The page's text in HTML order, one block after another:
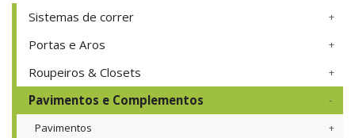
Sistemas de correr
Portas e Aros
Roupeiros & Closets
Pavimentos e Complementos
Pavimentos